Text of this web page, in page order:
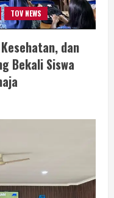
TOV NEWS
dan
Bekali Siswa